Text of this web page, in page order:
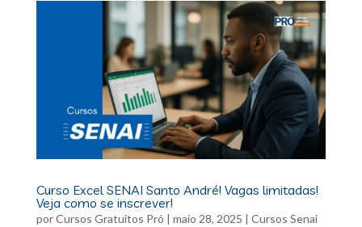
Curso Excel SENAI Santo André! Vagas limitadas!
Veja como se inscrever!
porCursos Gratuitos Pró | maio 28, 2025 | Cursos Senai